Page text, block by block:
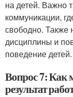
на детей. Важно
коммуникации,
свободно. Также
дисциплины и
поведение детей.
Вопрос 7: Как
результат